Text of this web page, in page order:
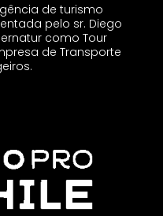
de turismo
pelo sr. Diego
como Tour
de Transporte